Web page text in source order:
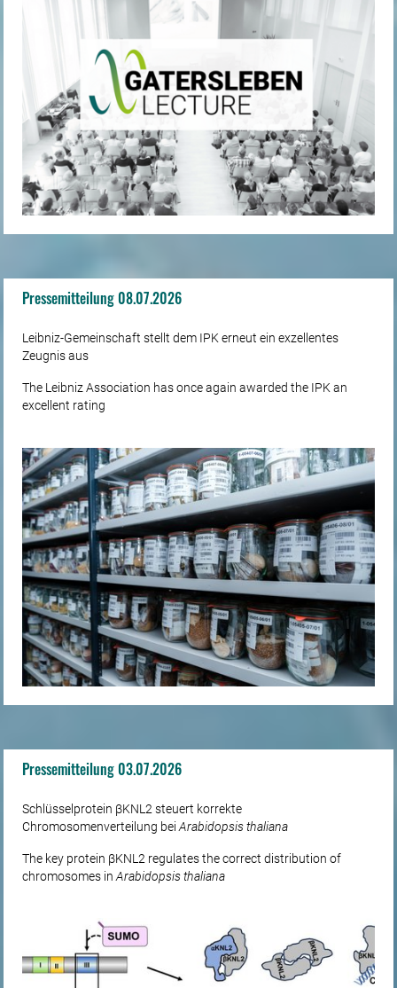
Pressemitteilung 08.07.2026
Leibniz-Gemeinschaft stellt dem IPK erneut ein exzellentes
Zeugnis aus
The Leibniz Association has once again awarded the IPK an
excellent rating
Pressemitteilung 03.07.2026
Schlüsselprotein βKNL2 steuert korrekte
Chromosomenverteilung beiArabidopsis thaliana
The key protein βKNL2 regulates the correct distribution of
chromosomes inArabidopsis thaliana